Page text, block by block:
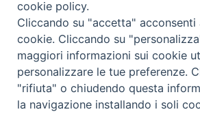
Termini e
Informativa per il trattamento
Cookie Policy
cookie policy.
Cliccando su "accetta"
cookie. Cliccando su
maggiori informazioni sui cookie
personalizzare le tue preferenze.
"rifiuta" o chiudendo questa
la navigazione installando i soli